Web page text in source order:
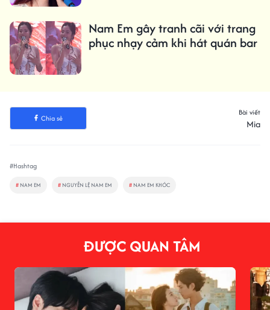
Nam Em gây tranh cãi với trang
phục nhạy cảm khi hát quán bar
Chia sẻ
Bài viết
Mia
#Hashtag
# NAM EM # NGUYỄN LỆ NAM EM # NAM EM KHÓC
ĐƯỢC QUAN TÂM